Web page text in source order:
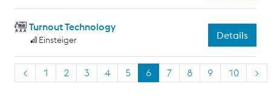
Turnout Technology
Einsteiger Details
< 1 2 3 4 5 6 7 8 9 10 >